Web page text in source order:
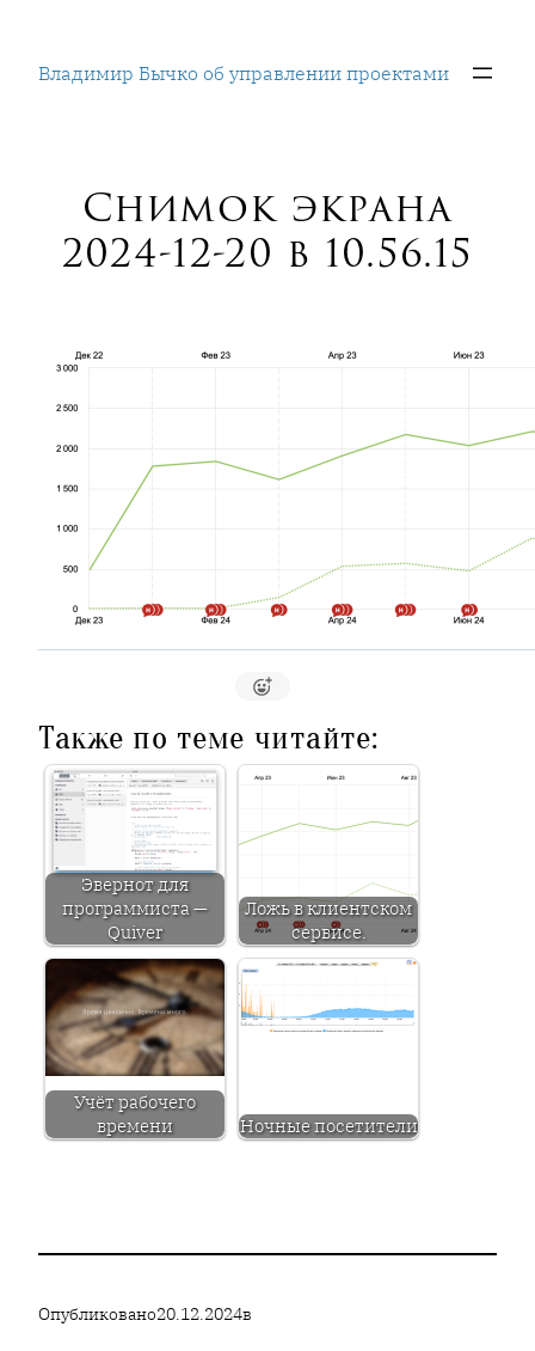
содержимому
Владимир Бычко об управлении проектами
Снимок экрана
2024-12-20 в 10.56.15
Также по теме читайте:
Эвернот для
программиста —
Quiver
Ложь в клиентском
сервисе.
Учёт рабочего
времени
Ночные посетители
Опубликовано20.12.2024в